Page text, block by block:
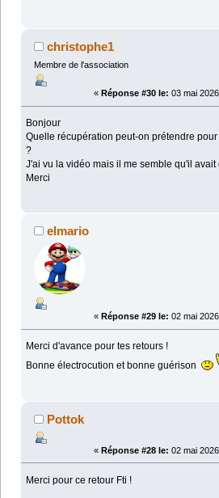
christophe1
Membre de l'association
« Réponse #30 le: 03 mai
Bonjour
Quelle récupération peut-on prétendre
?
J'ai vu la vidéo mais il me semble qu'il
Merci
elmario
« Réponse #29 le: 02 mai
Merci d'avance pour tes retours !
Bonne électrocution et bonne guérison
Pottok
« Réponse #28 le: 02 mai
Merci pour ce retour Fti !